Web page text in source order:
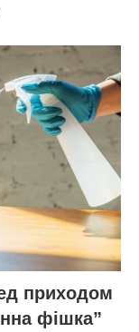
приходом
фішка”